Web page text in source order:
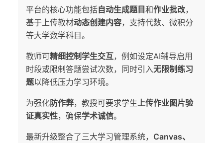
平台的核心功能包括自动生成题目和作业批改，
基于上传教材动态创建内容，支持代数、微积分
等大学数学科目。
教师可精细控制学生交互，例如设定AI辅导启用
时段或限制答题尝试次数，同时引入无限制练习
题以降低压力学习环境。
为强化防作弊，教授可要求学生上传作业图片验
证真实性，确保学术诚信。
最新升级整合了三大学习管理系统， Canvas、